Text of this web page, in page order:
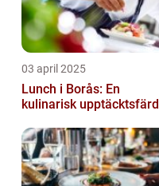
03 april 2025
Lunch i Borås: En
kulinarisk upptäcktsfärd